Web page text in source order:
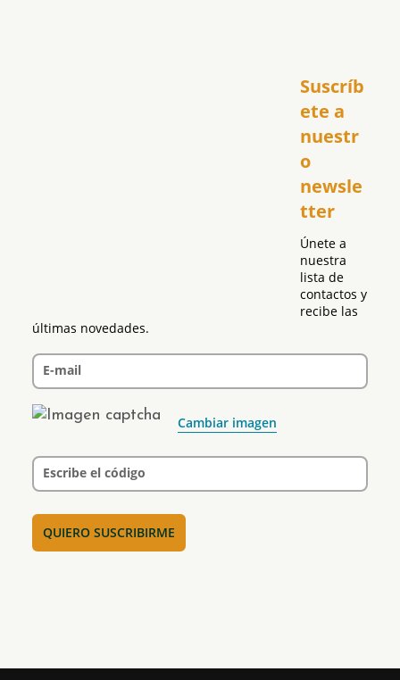
Suscríb
ete a
nuestr
o
newsle
tter
Únete a
nuestra
lista de
contactos y
recibe las
últimas novedades.
E-mail
Cambiar imagen
Escribe el código